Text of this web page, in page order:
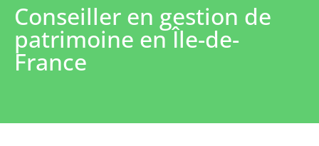
Conseiller en gestion de
patrimoine en Île-de-
France